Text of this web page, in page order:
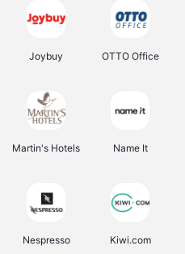
Joybuy OTTO Office
Martin's Hotels Name It
Nespresso Kiwi.com